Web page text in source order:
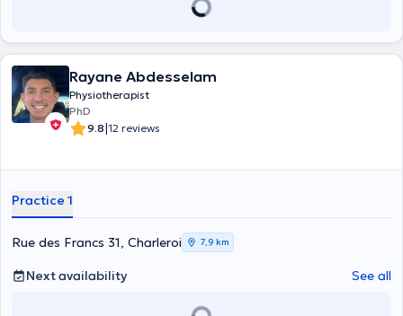
Rayane Abdesselam
Physiotherapist
PhD
9.8|12 reviews
Practice 1
Rue des Francs 31, Charleroi 7,9 km
Next availability See all